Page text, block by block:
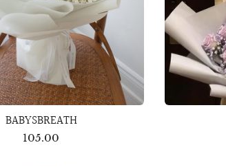
BABYSBREATH
105.00